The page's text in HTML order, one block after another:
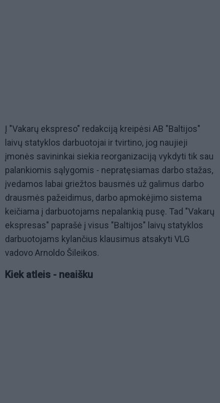
Į "Vakarų ekspreso" redakciją kreipėsi AB "Baltijos"
laivų statyklos darbuotojai ir tvirtino, jog naujieji
įmonės savininkai siekia reorganizaciją vykdyti tik sau
palankiomis sąlygomis - nepratęsiamas darbo stažas,
įvedamos labai griežtos bausmės už galimus darbo
drausmės pažeidimus, darbo apmokėjimo sistema
keičiama į darbuotojams nepalankią pusę. Tad "Vakarų
ekspresas" paprašė į visus "Baltijos" laivų statyklos
darbuotojams kylančius klausimus atsakyti VLG
vadovo Arnoldo Šileikos.
Kiek atleis - neaišku